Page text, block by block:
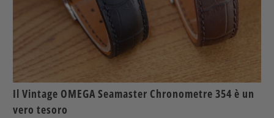
Il Vintage OMEGA Seamaster Chronometre 354 è un
vero tesoro